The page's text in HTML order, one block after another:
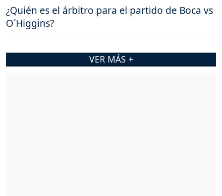
¿Quién es el árbitro para el partido de Boca vs
O´Higgins?
VER MÁS +